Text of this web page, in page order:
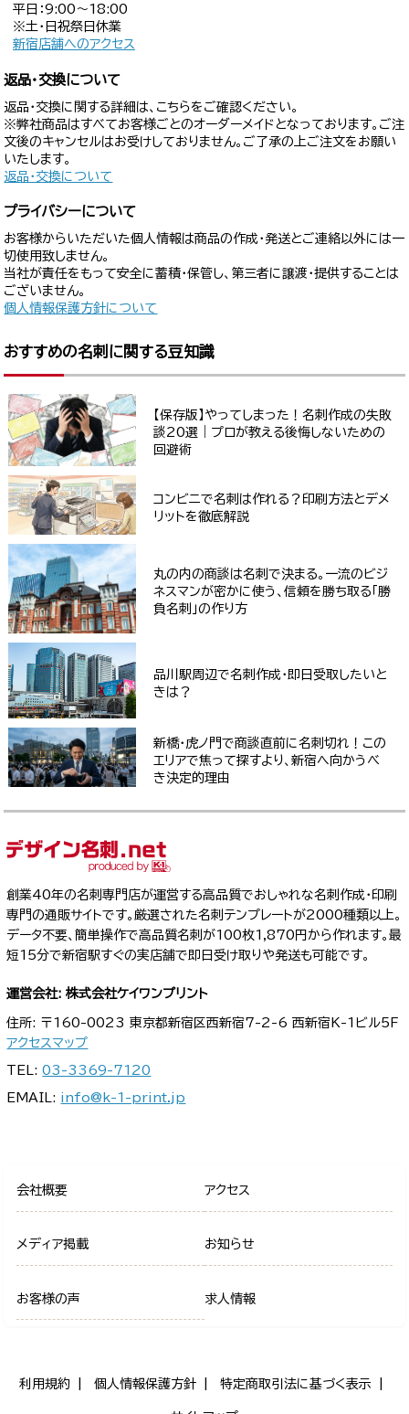
平日：9:00〜18:00
※土・日祝祭日休業
新宿店舗へのアクセス
返品・交換について
返品・交換に関する詳細は、こちらをご確認ください。
※弊社商品はすべてお客様ごとのオーダーメイドとなっております。ご注
文後のキャンセルはお受けしておりません。ご了承の上ご注文をお願い
いたします。
返品・交換について
プライバシーについて
お客様からいただいた個人情報は商品の作成・発送とご連絡以外には一
切使用致しません。
当社が責任をもって安全に蓄積・保管し、第三者に譲渡・提供することは
ございません。
個人情報保護方針について
おすすめの名刺に関する豆知識
【保存版】やってしまった！名刺作成の失敗
談20選｜プロが教える後悔しないための
回避術
コンビニで名刺は作れる？印刷方法とデメ
リットを徹底解説
丸の内の商談は名刺で決まる。一流のビジ
ネスマンが密かに使う、信頼を勝ち取る「勝
負名刺」の作り方
品川駅周辺で名刺作成・即日受取したいと
きは？
新橋・虎ノ門で商談直前に名刺切れ！この
エリアで焦って探すより、新宿へ向かうべ
き決定的理由
創業40年の名刺専門店が運営する高品質でおしゃれな名刺作成・印刷
専門の通販サイトです。厳選された名刺テンプレートが2000種類以上。
データ不要、簡単操作で高品質名刺が100枚1,870円から作れます。最
短15分で新宿駅すぐの実店舗で即日受け取りや発送も可能です。
運営会社: 株式会社ケイワンプリント
住所: 〒160-0023 東京都新宿区西新宿7-2-6 西新宿K-1ビル5F
アクセスマップ
TEL:03-3369-7120
EMAIL: info@k-1-print.jp
会社概要 アクセス
メディア掲載 お知らせ
お客様の声 求人情報
利用規約 個人情報保護方針 特定商取引法に基づく表示